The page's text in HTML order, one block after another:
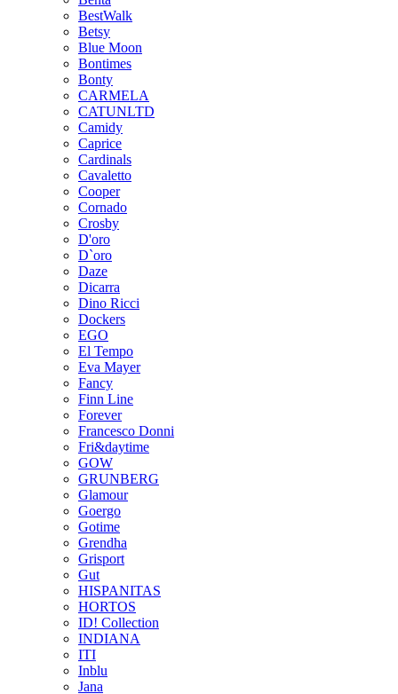
BestWalk
Betsy
Blue Moon
Bontimes
Bonty
CARMELA
CATUNLTD
Camidy
Caprice
Cardinals
Cavaletto
Cooper
Cornado
Crosby
D'oro
D`oro
Daze
Dicarra
Dino Ricci
Dockers
EGO
El Tempo
Eva Mayer
Fancy
Finn Line
Forever
Francesco Donni
Fri&daytime
GOW
GRUNBERG
Glamour
Goergo
Gotime
Grendha
Grisport
Gut
HISPANITAS
HORTOS
ID! Collection
INDIANA
ITI
Inblu
Jana